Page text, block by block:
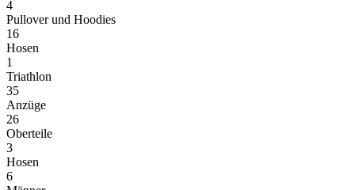
4
Pullover und Hoodies
16
Hosen
1
Triathlon
35
Anzüge
26
Oberteile
3
Hosen
6